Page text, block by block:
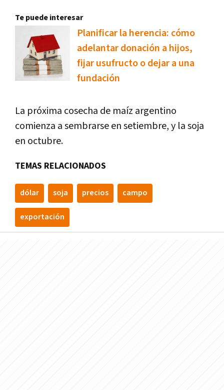
Te puede interesar
Planificar la herencia: cómo
adelantar donación a hijos,
fijar usufructo o dejar a una
fundación
La próxima cosecha de maíz argentino
comienza a sembrarse en setiembre, y la soja
en octubre.
TEMAS RELACIONADOS
dólar soja precios campo
exportación